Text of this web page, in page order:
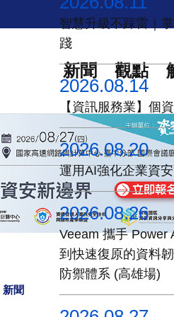
新聞 觀點
新聞
智慧升級不踩雷｜
踐
2026.08.14
【資訊服務業】個
2026.08.20
運用AI強化企業資
2026.08.26
Veeam 攜手 Power
到快速復原的資料
防禦體系 (高雄場)